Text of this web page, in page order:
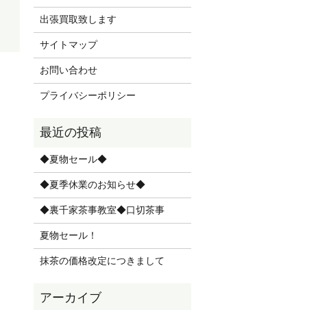
出張買取致します
サイトマップ
お問い合わせ
プライバシーポリシー
◆夏物セール◆
◆夏季休業のお知らせ◆
◆裏千家茶事教室◆口切茶事
夏物セール！
抹茶の価格改定につきまして